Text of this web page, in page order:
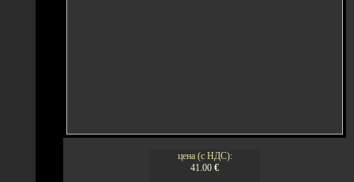
цена (с НДС):
41.00 €